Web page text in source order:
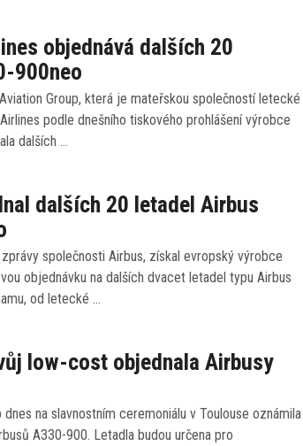
objednává dalších 20
900neo
Group, která je mateřskou společností letecké
podle dnešního tiskového prohlášení výrobce
dalších …
dalších 20 letadel Airbus
společnosti Airbus, získal evropský výrobce
objednávku na dalších dvacet letadel typu Airbus
od letecké …
low-cost objednala Airbusy
dnes na slavnostním ceremoniálu v Toulouse oznámila
A330-900. Letadla budou určena pro